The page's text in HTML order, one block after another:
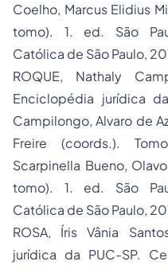
Coelho, Marcus Elidius
tomo). 1. ed. São
Católica de São Paulo,
ROQUE, Nathaly
Enciclopédia jurídica
Campilongo, Alvaro de
Freire (coords.).
Scarpinella Bueno,
tomo). 1. ed. São
Católica de São Paulo,
ROSA, Íris Vânia
jurídica da PUC-SP.